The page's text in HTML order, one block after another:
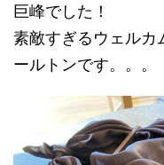
巨峰でした！
素敵すぎるウェルカ
ールトンです。。。